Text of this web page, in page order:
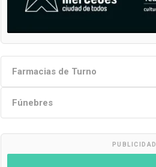
Farmacias de Turno
Fúnebres
PUBLICIDAD